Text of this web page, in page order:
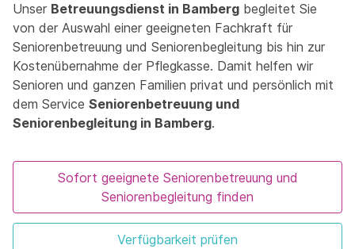
Unser Betreuungsdienst in Bamberg begleitet Sie
von der Auswahl einer geeigneten Fachkraft für
Seniorenbetreuung und Seniorenbegleitung bis hin zur
Kostenübernahme der Pflegkasse. Damit helfen wir
Senioren und ganzen Familien privat und persönlich mit
dem Service Seniorenbetreuung und
Seniorenbegleitung in Bamberg.
Sofort geeignete Seniorenbetreuung und
Seniorenbegleitung finden
Verfügbarkeit prüfen